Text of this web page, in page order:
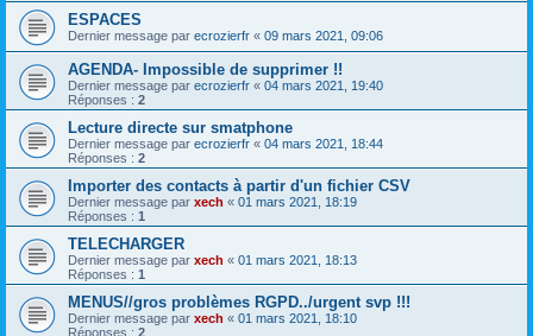
ESPACES
Dernier message par ecrozierfr « 09 mars 2021, 09:06
AGENDA- Impossible de supprimer !!
Dernier message par ecrozierfr « 04 mars 2021, 19:40
Réponses : 2
Lecture directe sur smatphone
Dernier message par ecrozierfr « 04 mars 2021, 18:44
Réponses : 2
Importer des contacts à partir d'un fichier CSV
Dernier message par xech « 01 mars 2021, 18:19
Réponses : 1
TELECHARGER
Dernier message par xech « 01 mars 2021, 18:13
Réponses : 1
MENUS//gros problèmes RGPD../urgent svp !!!
Dernier message par xech « 01 mars 2021, 18:10
Réponses : 2